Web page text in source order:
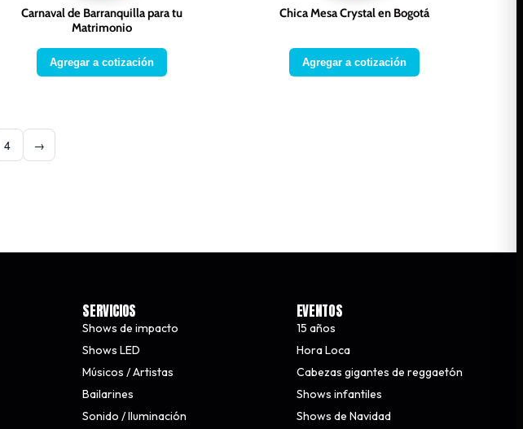
Carnaval de Barranquilla para tu
Matrimonio
Agregar a cotización
Chica Mesa Crystal en Bogotá
Agregar a cotización
4 →
SERVICIOS
Shows de impacto
Shows LED
Músicos / Artistas
Bailarines
Sonido / Iluminación
EVENTOS
15 años
Hora Loca
Cabezas gigantes de reggaetón
Shows infantiles
Shows de Navidad